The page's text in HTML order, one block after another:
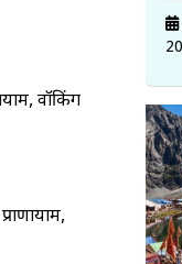
वॉकिंग